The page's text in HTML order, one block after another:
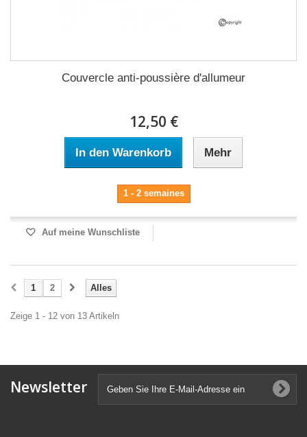
Couvercle anti-poussière d'allumeur
12,50 €
In den Warenkorb Mehr
1 - 2 semaines
Auf meine Wunschliste
Alles
1 2
Zeige 1 - 12 von 13 Artikeln
Newsletter